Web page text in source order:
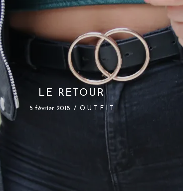
DÉCOUVERTE DU CLOS DES
7 novembre 2017 T R A V E L